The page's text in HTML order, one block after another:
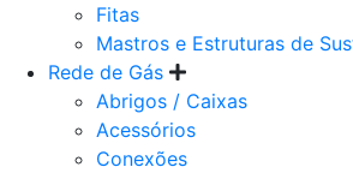
Fitas
Mastros e Estruturas de
Rede de Gás
Abrigos / Caixas
Acessórios
Conexões